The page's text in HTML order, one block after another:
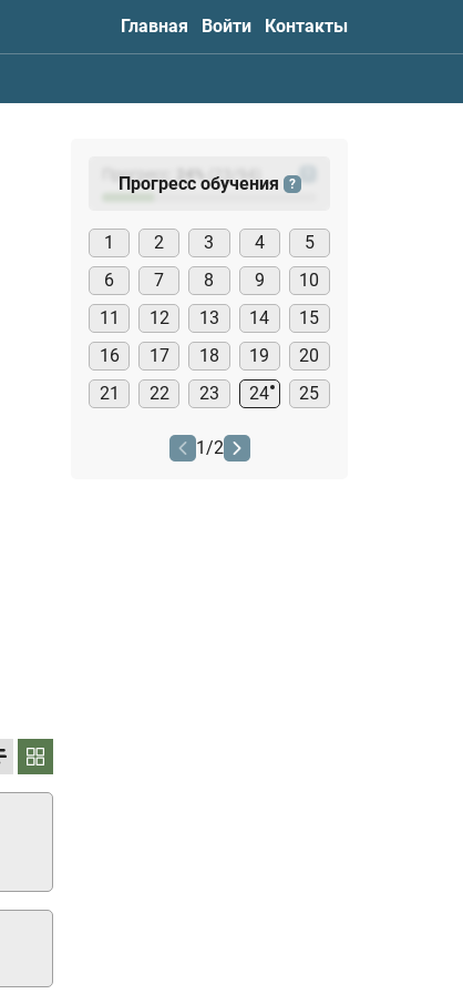
Главная Войти Контакты
Прогресс: (23
Прогресс обучения ?
1 2 3 4
5
6
7 8 9
10
11
12 13 14
15
16
17 18 19
20
21
22 23 24 25
1/2